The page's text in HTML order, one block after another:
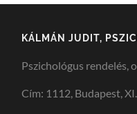
KÁLMÁN JUDIT,
Pszichológus rendelés,
Cím: 1112, Budapest,